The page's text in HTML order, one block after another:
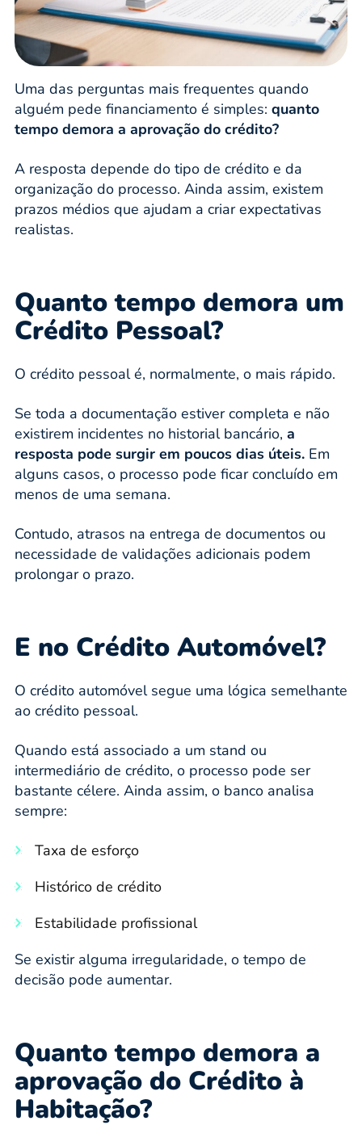
Uma das perguntas mais frequentes quando
alguém pede financiamento é simples: quanto
tempo demora a aprovação do crédito?
A resposta depende do tipo de crédito e da
organização do processo. Ainda assim, existem
prazos médios que ajudam a criar expectativas
realistas.
Quanto tempo demora um
Crédito Pessoal?
O crédito pessoal é, normalmente, o mais rápido.
Se toda a documentação estiver completa e não
existirem incidentes no historial bancário, a
resposta pode surgir em poucos dias úteis. Em
alguns casos, o processo pode ficar concluído em
menos de uma semana.
Contudo, atrasos na entrega de documentos ou
necessidade de validações adicionais podem
prolongar o prazo.
E no Crédito Automóvel?
O crédito automóvel segue uma lógica semelhante
ao crédito pessoal.
Quando está associado a um stand ou
intermediário de crédito, o processo pode ser
bastante célere. Ainda assim, o banco analisa
sempre:
Taxa de esforço
Histórico de crédito
Estabilidade profissional
Se existir alguma irregularidade, o tempo de
decisão pode aumentar.
Quanto tempo demora a
aprovação do Crédito à
Habitação?